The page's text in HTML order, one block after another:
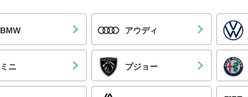
BMW アウディ
ミニ プジョー